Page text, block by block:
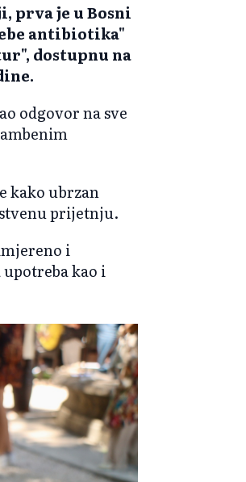
prva je u Bosni
antibiotika"
", dostupnu na
odgovor na sve
kako ubrzan
prijetnju.
i
kao i